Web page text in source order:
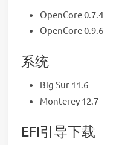
OpenCore 0.7.4
OpenCore 0.9.6
系统
Big Sur 11.6
Monterey 12.7
EFI引导下载